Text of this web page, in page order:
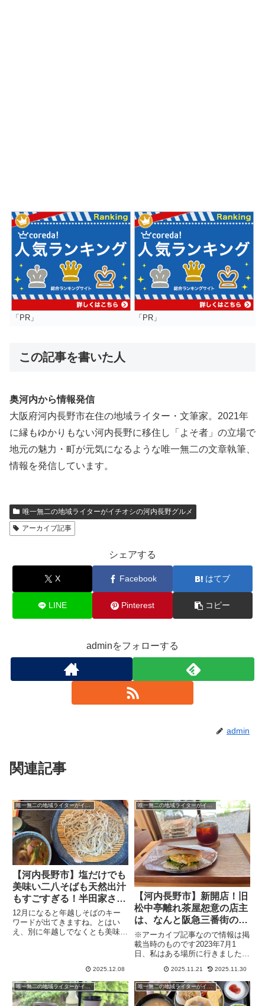
「PR」 「PR」
この記事を書いた人
奥河内から情報発信
大阪府河内長野市在住の地域ライター・文筆家。2021年
に縁もゆかりもない河内長野に移住し「よそ者」の立場で
地元の魅力・町が元気になるような唯一無二の文章執筆、
情報を発信しています。
唯一無二の地域ライターがイチオシの河内長野グルメ
アーカイブ記事
シェアする
X Facebook はてブ
LINE Pinterest コピー
adminをフォローする
admin
関連記事
唯一無二の地域ライターがイチオシの河内長野グルメ
【河内長野市】塩だけでも
美味い二八そばも天然出汁
もすごすぎる！半田家さん
はまさに穴場の名店でした
12月になると年越しそばのキー
ワードが出てきますね。とはい
え、別に年越しでなくとも美味し
はうどんよりもそばの名店が本当
に多いです。「PR」「PR」今
回...
2025.12.08
唯一無二の地域ライターがイチオシの河内長野グルメ
【河内長野市】新開店！旧
松中亭離れ茶屋恕意の店主
は、なんと阪急三番街の有
名店、ミルクの旅の店長だ
った（2024年10月18日ア
ーカイブ記事）
※アーカイブ記事なので情報は掲
載当時のものです2023年7月1
日、私はある場所に行きました。
「観心寺」と書かずに「観心寺バ
ス停」と書いたのには訳がありま
す。それは観心寺バス停前にあっ
た廃墟に新しい動きがあるとい...
2025.11.21 2025.11.30
唯一無二の地域ライターがイチオシの河内長野グルメ 唯一無二の地域ライターがイチオシの河内長野グルメ